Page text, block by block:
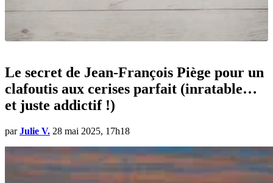
Le secret de Jean-François Piège pour un
clafoutis aux cerises parfait (inratable…
et juste addictif !)
par Julie V. 28 mai 2025, 17h18